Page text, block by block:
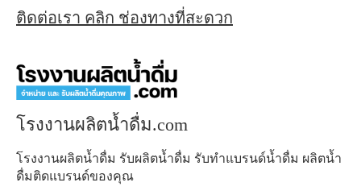
ติดต่อเรา คลิก ช่องทางที่สะดวก
โรงงานผลิตน้ำดื่ม.com
โรงงานผลิตน้ำดื่ม รับผลิตน้ำดื่ม รับทำแบรนด์น้ำดื่ม ผลิตน้ำ
ดื่มติดแบรนด์ของคุณ